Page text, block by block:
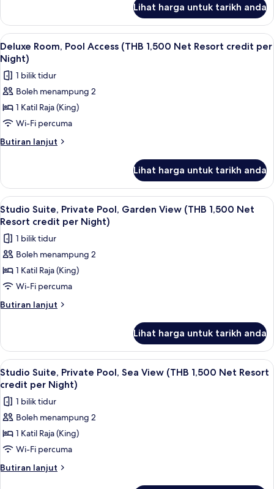
Resort
credit
per
Night)
Room
(THB
1,500
Net
Resort
credit
per
Lihat harga untuk tarikh anda
Lihat
semua
foto
untuk
Deluxe
Room,
Pool
Access
Net
Resort
credit
per
Night)
5
Deluxe Room, Pool Access (THB 1,500 Net Resort credit per
Night)
1 bilik tidur
Boleh menampung 2
1 Katil Raja (King)
Wi-Fi percuma
Butiran lanjut
Butiran
Room,
Pool
Access
(THB
Net
Resort
per
Night)
Lihat harga untuk tarikh anda
Lihat
semua
foto
untuk
Studio
Suite,
Private
Pool,
(THB
1,500
Net
Resort
credit
per
Night)
5
Studio Suite, Private Pool, Garden View (THB 1,500 Net
Resort credit per Night)
1 bilik tidur
Boleh menampung 2
1 Katil Raja (King)
Wi-Fi percuma
Butiran lanjut
Butiran
Suite,
Private
Pool,
Garden
(THB
1,500
Resort
credit
Night)
Lihat harga untuk tarikh anda
Lihat
semua
foto
untuk
Studio
Suite,
Private
Pool,
Bar mini, peti besi dalam bilik, meja,
5
Studio Suite, Private Pool, Sea View (THB 1,500 Net Resort
credit per Night)
1 bilik tidur
Boleh menampung 2
1 Katil Raja (King)
Wi-Fi percuma
Butiran lanjut
Butiran